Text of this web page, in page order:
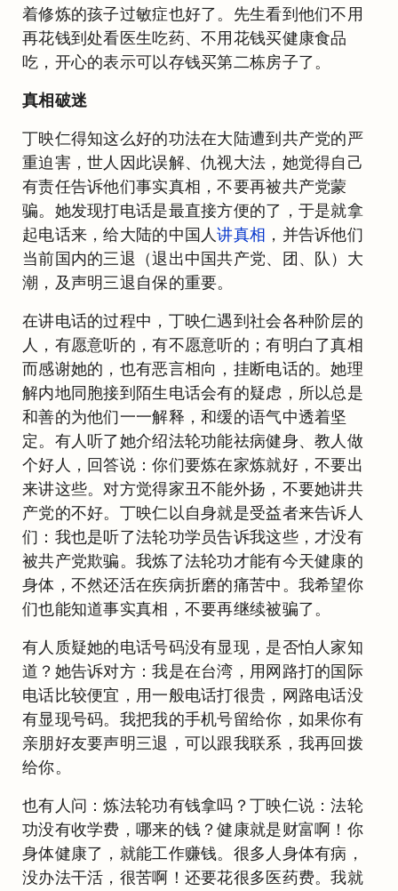
着修炼的孩子过敏症也好了。先生看到他们不用
再花钱到处看医生吃药、不用花钱买健康食品
吃，开心的表示可以存钱买第二栋房子了。
真相破迷
丁映仁得知这么好的功法在大陆遭到共产党的严
重迫害，世人因此误解、仇视大法，她觉得自己
有责任告诉他们事实真相，不要再被共产党蒙
骗。她发现打电话是最直接方便的了，于是就拿
起电话来，给大陆的中国人讲真相 ，并告诉他们
当前国内的三退（退出中国共产党、团、队）大
潮，及声明三退自保的重要。
在讲电话的过程中，丁映仁遇到社会各种阶层的
人，有愿意听的，有不愿意听的；有明白了真相
而感谢她的，也有恶言相向，挂断电话的。她理
解内地同胞接到陌生电话会有的疑虑，所以总是
和善的为他们一一解释，和缓的语气中透着坚
定。有人听了她介绍法轮功能祛病健身、教人做
个好人，回答说：你们要炼在家炼就好，不要出
来讲这些。对方觉得家丑不能外扬，不要她讲共
产党的不好。丁映仁以自身就是受益者来告诉人
们：我也是听了法轮功学员告诉我这些，才没有
被共产党欺骗。我炼了法轮功才能有今天健康的
身体，不然还活在疾病折磨的痛苦中。我希望你
们也能知道事实真相，不要再继续被骗了。
有人质疑她的电话号码没有显现，是否怕人家知
道？她告诉对方：我是在台湾，用网路打的国际
电话比较便宜，用一般电话打很贵，网路电话没
有显现号码。我把我的手机号留给你，如果你有
亲朋好友要声明三退，可以跟我联系，我再回拨
给你。
也有人问：炼法轮功有钱拿吗？丁映仁说：法轮
功没有收学费，哪来的钱？健康就是财富啊！你
身体健康了，就能工作赚钱。很多人身体有病，
没办法干活，很苦啊！还要花很多医药费。我就